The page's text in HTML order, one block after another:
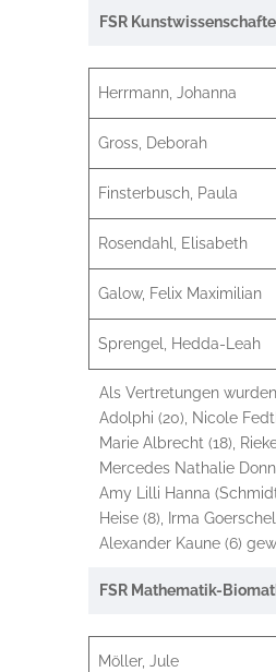
FSR
Herrmann, Johanna
Gross, Deborah
Finsterbusch, Paula
Rosendahl, Elisabeth
Galow, Felix Maximilian
Sprengel, Hedda-Leah
Als Vertretungen
Adolphi (20), Nicole
Marie Albrecht (18),
Mercedes Nathalie
Amy Lilli Hanna
Heise (8), Irma
Alexander Kaune (6)
FSR Mathematik-
Möller, Jule